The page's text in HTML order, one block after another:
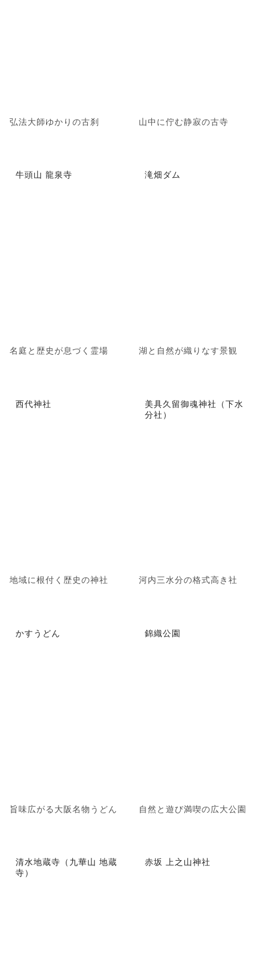
弘法大師ゆかりの古刹 山中に佇む静寂の古寺
牛頭山 龍泉寺
名庭と歴史が息づく霊場
滝畑ダム
湖と自然が織りなす景観
西代神社
地域に根付く歴史の神社
美具久留御魂神社（下水
分社）
河内三水分の格式高き社
かすうどん
旨味広がる大阪名物うどん
錦織公園
自然と遊び満喫の広大公園
清水地蔵寺（九華山 地蔵
寺）
赤坂 上之山神社